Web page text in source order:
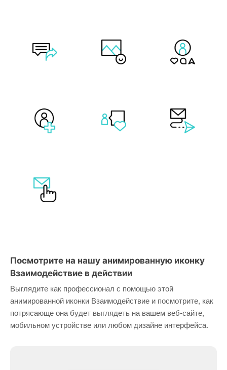
Посмотрите на нашу анимированную иконку
Взаимодействие в действии
Выглядите как профессионал с помощью этой
анимированной иконки Взаимодействие и посмотрите, как
потрясающе она будет выглядеть на вашем веб-сайте,
мобильном устройстве или любом дизайне интерфейса.